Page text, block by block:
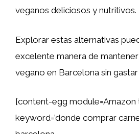
veganos deliciosos y nutritivos.
Explorar estas alternativas
excelente manera de
vegano en Barcelona sin
[content-egg module=Amazon
keyword=’donde comprar